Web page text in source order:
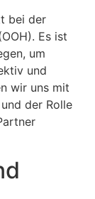
bei der
Es ist
um
und
wir uns mit
der Rolle